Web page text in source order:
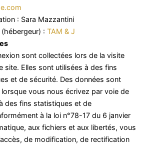
: Sara Mazzantini
: TAM & J
sont collectées lors de la visite
site. Elles sont utilisées à des fins
et de sécurité. Des données sont
vous nous écrivez par voie de
des fins statistiques et de
à la loi n°78-17 du 6 janvier
aux fichiers et aux libertés, vous
de modification, de rectification